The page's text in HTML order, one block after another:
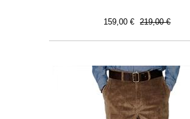
159,00 € 219,00 €